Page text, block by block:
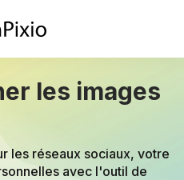
les images
les réseaux sociaux, votre
avec l'outil de